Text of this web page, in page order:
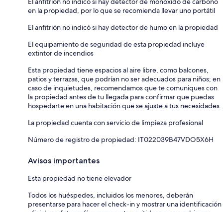
en la propiedad, por lo que se recomienda llevar uno portátil
El anfitrión no indicó si hay detector de humo en la propiedad
El equipamiento de seguridad de esta propiedad incluye
extintor de incendios
Esta propiedad tiene espacios al aire libre, como balcones,
patios y terrazas, que podrían no ser adecuados para niños; en
caso de inquietudes, recomendamos que te comuniques con
la propiedad antes de tu llegada para confirmar que puedas
hospedarte en una habitación que se ajuste a tus necesidades.
La propiedad cuenta con servicio de limpieza profesional
Número de registro de propiedad: IT022039B47VDO5X6H
Avisos importantes
Esta propiedad no tiene elevador
Todos los huéspedes, incluidos los menores, deberán
presentarse para hacer el check-in y mostrar una identificación